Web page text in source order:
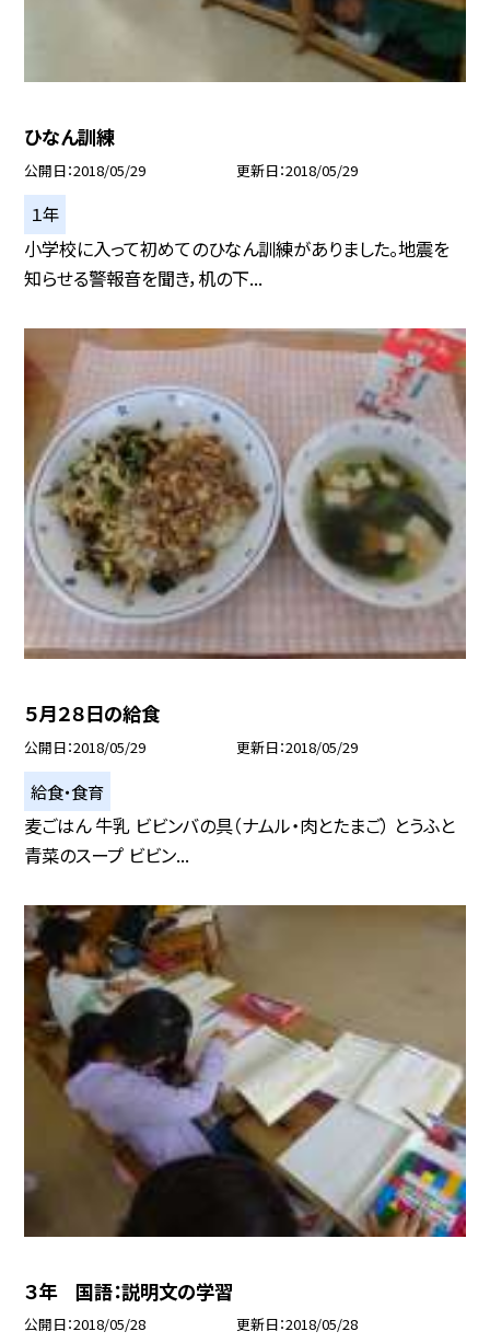
ひなん訓練
公開日 2018/05/29 更新日 2018/05/29
１年
小学校に入って初めてのひなん訓練がありました。地震を
知らせる警報音を聞き，机の下...
５月２８日の給食
公開日 2018/05/29 更新日 2018/05/29
給食・食育
麦ごはん 牛乳 ビビンバの具（ナムル・肉とたまご） とうふと
青菜のスープ ビビン...
３年 国語：説明文の学習
公開日 2018/05/28 更新日 2018/05/28